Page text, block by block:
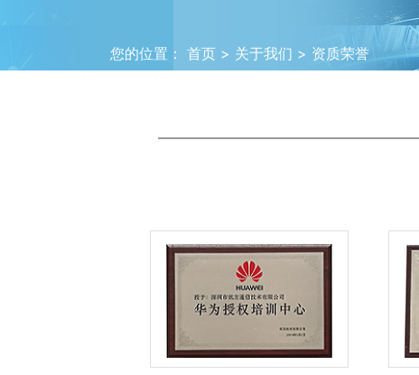
您的位置： 首页 > 关于我们 > 资质荣誉